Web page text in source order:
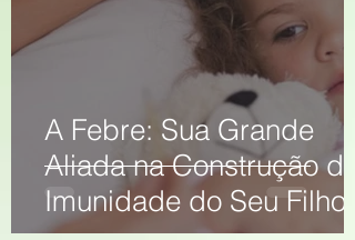
A Febre: Sua Grande
Aliada na Construção da
Imunidade do Seu Filho